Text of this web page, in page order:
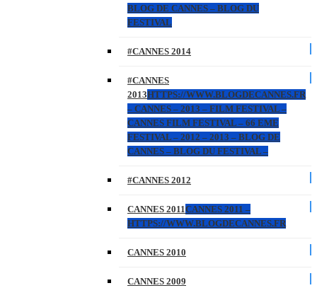
BLOG DE CANNES – BLOG DU
FESTIVAL
#CANNES 2014
#CANNES
2013HTTPS://WWW.BLOGDECANNES.FR
– CANNES – 2013 – FILM FESTIVAL –
CANNES FILM FESTIVAL – 66 EME
FESTIVAL – 2012 – 2013 – BLOG DE
CANNES – BLOG DU FESTIVAL –
#CANNES 2012
CANNES 2011CANNES 2011 –
HTTPS://WWW.BLOGDECANNES.FR
CANNES 2010
CANNES 2009